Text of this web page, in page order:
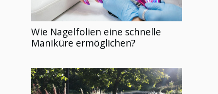
Wie Nagelfolien eine schnelle
Maniküre ermöglichen?